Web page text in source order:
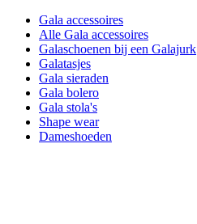
Gala accessoires
Alle Gala accessoires
Galaschoenen bij een Galajurk
Galatasjes
Gala sieraden
Gala bolero
Gala stola's
Shape wear
Dameshoeden